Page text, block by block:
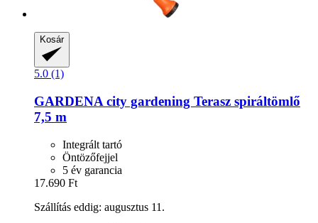
Kosár
5.0 (1)
GARDENA city gardening Terasz spiráltömlő
7,5 m
Integrált tartó
Öntözőfejjel
5 év garancia
17.690 Ft
Szállítás eddig: augusztus 11.